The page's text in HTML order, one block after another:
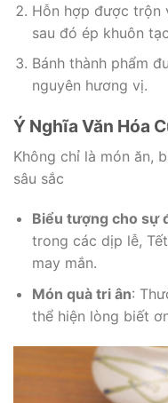
Hỗn hợp được trộn
sau đó ép khuôn
Bánh thành phẩm
nguyên hương vị.
Ý Nghĩa Văn Hóa
Không chỉ là món ăn,
sâu sắc
Biểu tượng cho sự
trong các dịp lễ,
may mắn.
Món quà tri ân:
thể hiện lòng biết